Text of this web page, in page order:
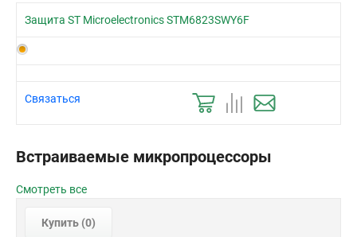
Защита ST Microelectronics STM6823SWY6F
Связаться
Встраиваемые микропроцессоры
Смотреть все
Купить (0)